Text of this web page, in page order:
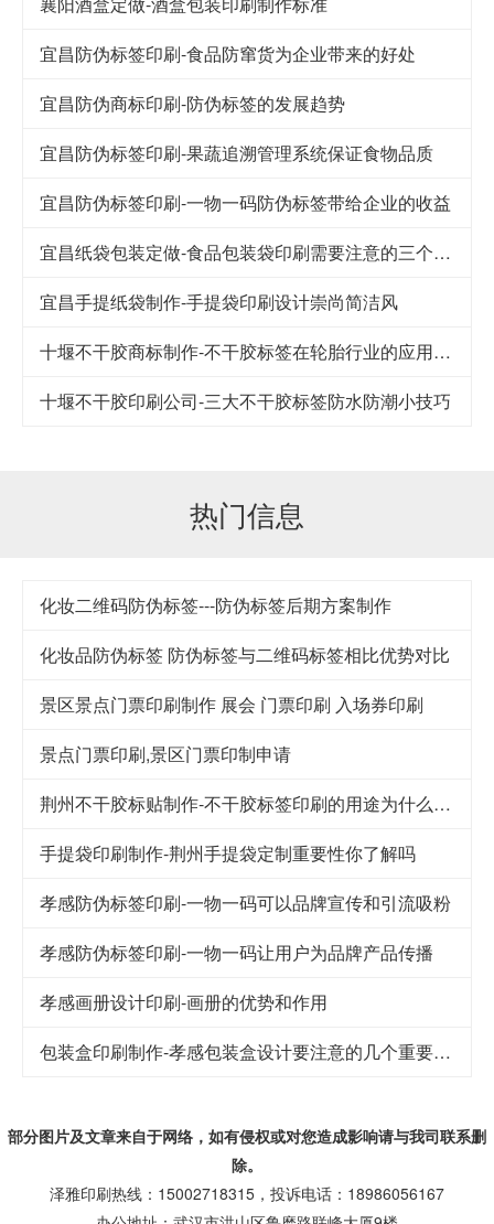
宜昌防伪标签印刷-食品防窜货为企业带来的好处
宜昌防伪商标印刷-防伪标签的发展趋势
宜昌防伪标签印刷-果蔬追溯管理系统保证食物品质
宜昌防伪标签印刷-一物一码防伪标签带给企业的收益
宜昌纸袋包装定做-食品包装袋印刷需要注意的三个细节
宜昌手提纸袋制作-手提袋印刷设计崇尚简洁风
十堰不干胶商标制作-不干胶标签在轮胎行业的应用及其发展
十堰不干胶印刷公司-​三大不干胶标签防水防潮小技巧
热门信息
化妆二维码防伪标签---防伪标签后期方案制作
化妆品防伪标签 防伪标签与二维码标签相比优势对比
景区景点门票印刷制作 展会 门票印刷 入场券印刷
景点门票印刷,景区门票印制申请
荆州不干胶标贴制作-不干胶标签印刷的用途为什么这么广泛
手提袋印刷制作-荆州手提袋定制重要性你了解吗
孝感防伪标签印刷-一物一码可以品牌宣传和引流吸粉
孝感防伪标签印刷-一物一码让用户为品牌产品传播
孝感画册设计印刷-画册的优势和作用
包装盒印刷制作-孝感包装盒设计要注意的几个重要因素
部分图片及文章来自于网络，如有侵权或对您造成影响请与我司联系删
除。
泽雅印刷热线：15002718315，投诉电话：18986056167